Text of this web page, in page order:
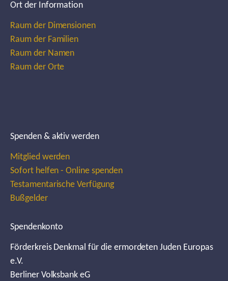
Ort der Information
Raum der Dimensionen
Raum der Familien
Raum der Namen
Raum der Orte
Spenden & aktiv werden
Mitglied werden
Sofort helfen - Online spenden
Testamentarische Verfügung
Bußgelder
Spendenkonto
Förderkreis Denkmal für die ermordeten Juden Europas
e.V.
Berliner Volksbank eG